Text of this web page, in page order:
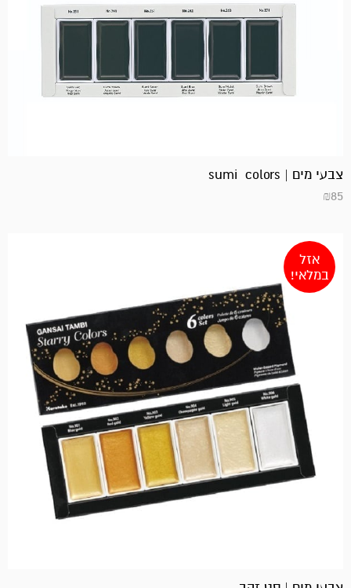
צבעי מים | sumi colors
₪85
אזל
במלאי!